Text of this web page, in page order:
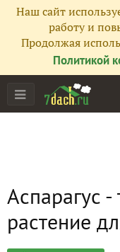
Наш сайт
работу и
Продолжая
Политикой
Аспарагус -
растение